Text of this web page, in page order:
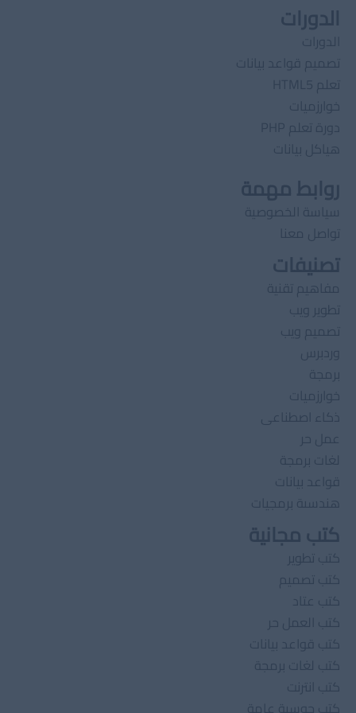
الدورات
الدورات
تصميم قواعد بيانات
تعلم HTML5
خوارزميات
دورة تعلم PHP
هياكل بيانات
روابط مهمة
سياسة الخصوصية
تواصل معنا
تصنيفات
مفاهيم تقنية
تطوير ويب
تصميم ويب
وردبرس
برمجة
خوارزميات
ذكاء اصطناعى
عمل حر
لغات برمجة
قواعد بيانات
هندسىة برمجيات
كتب مجانية
كتب تطوير
كتب تصميم
كتب عتاد
كتب العمل حر
كتب قواعد بيانات
كتب لغات برمجة
كتب انترنت